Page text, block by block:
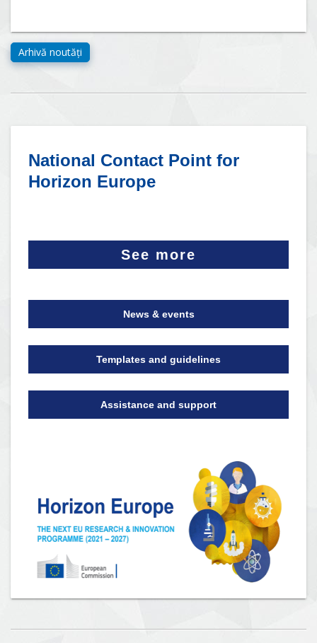
National Contact Point for
Horizon Europe
See more
News & events
Templates and guidelines
Assistance and support